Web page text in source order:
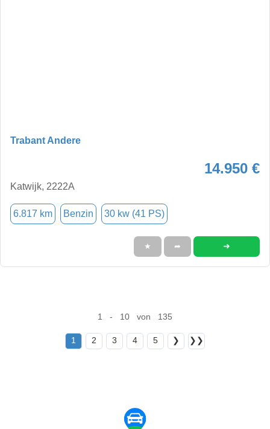
Trabant Andere
14.950 €
Katwijk, 2222A
6.817 km Benzin 30 kw (41 PS)
★ ➦ ➜
1 - 10 von 135
1 2 3 4 5 ❯ ❯❯